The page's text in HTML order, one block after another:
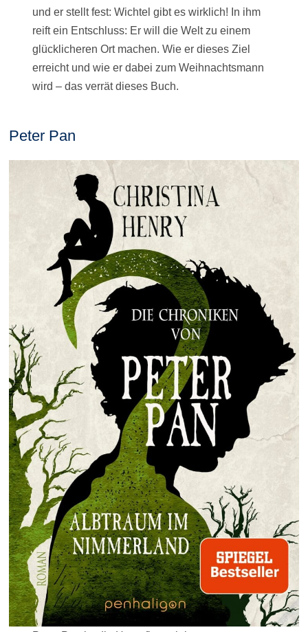
und er stellt fest: Wichtel gibt es wirklich! In ihm
reift ein Entschluss: Er will die Welt zu einem
glücklicheren Ort machen. Wie er dieses Ziel
erreicht und wie er dabei zum Weihnachtsmann
wird – das verrät dieses Buch.
Peter Pan